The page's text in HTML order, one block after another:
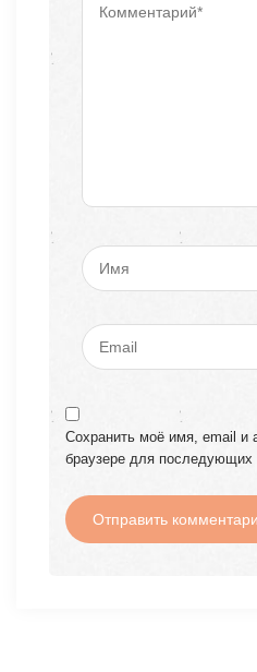
Сохранить моё имя, email и
браузере для последующих